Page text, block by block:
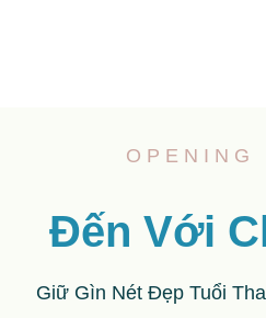
OPENING
Đến Với
Giữ Gìn Nét Đẹp Tuổi